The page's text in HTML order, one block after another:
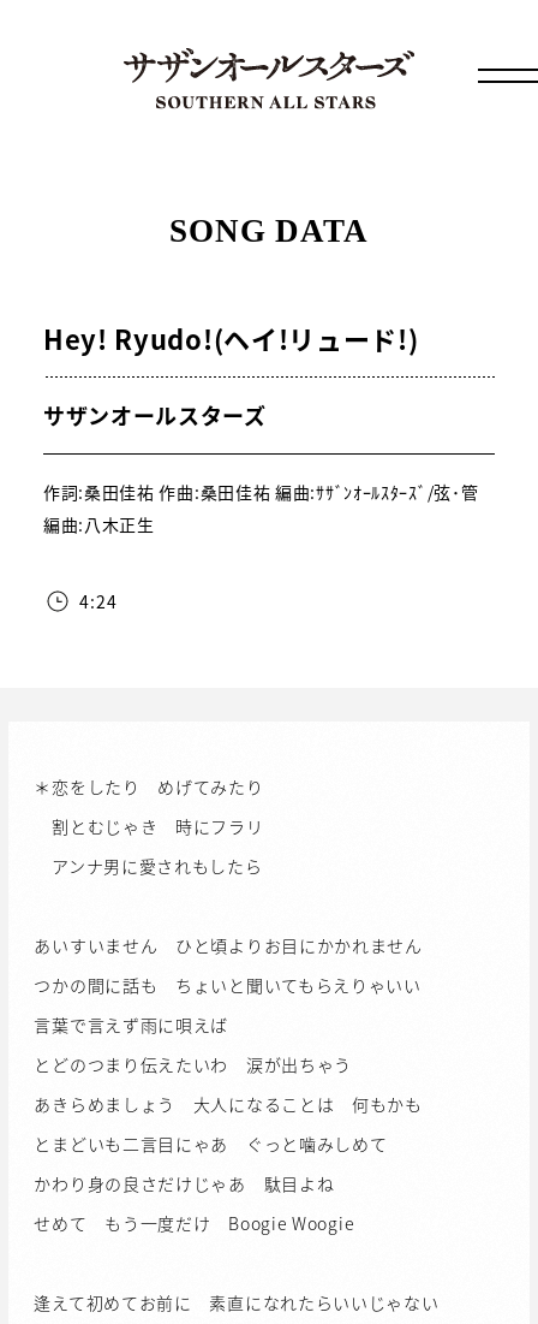
SONG DATA
Hey! Ryudo!(ヘイ!リュード!)
サザンオールスターズ
作詞:桑田佳祐 作曲:桑田佳祐 編曲:ｻｻﾞﾝｵｰﾙｽﾀｰｽﾞ/弦･管
編曲:八木正生
4:24
＊恋をしたり めげてみたり
割とむじゃき 時にフラリ
アンナ男に愛されもしたら
あいすいません ひと頃よりお目にかかれません
つかの間に話も ちょいと聞いてもらえりゃいい
言葉で言えず雨に唄えば
とどのつまり伝えたいわ 涙が出ちゃう
あきらめましょう 大人になることは 何もかも
とまどいも二言目にゃあ ぐっと噛みしめて
かわり身の良さだけじゃあ 駄目よね
せめて もう一度だけ Boogie Woogie
逢えて初めてお前に 素直になれたらいいじゃない